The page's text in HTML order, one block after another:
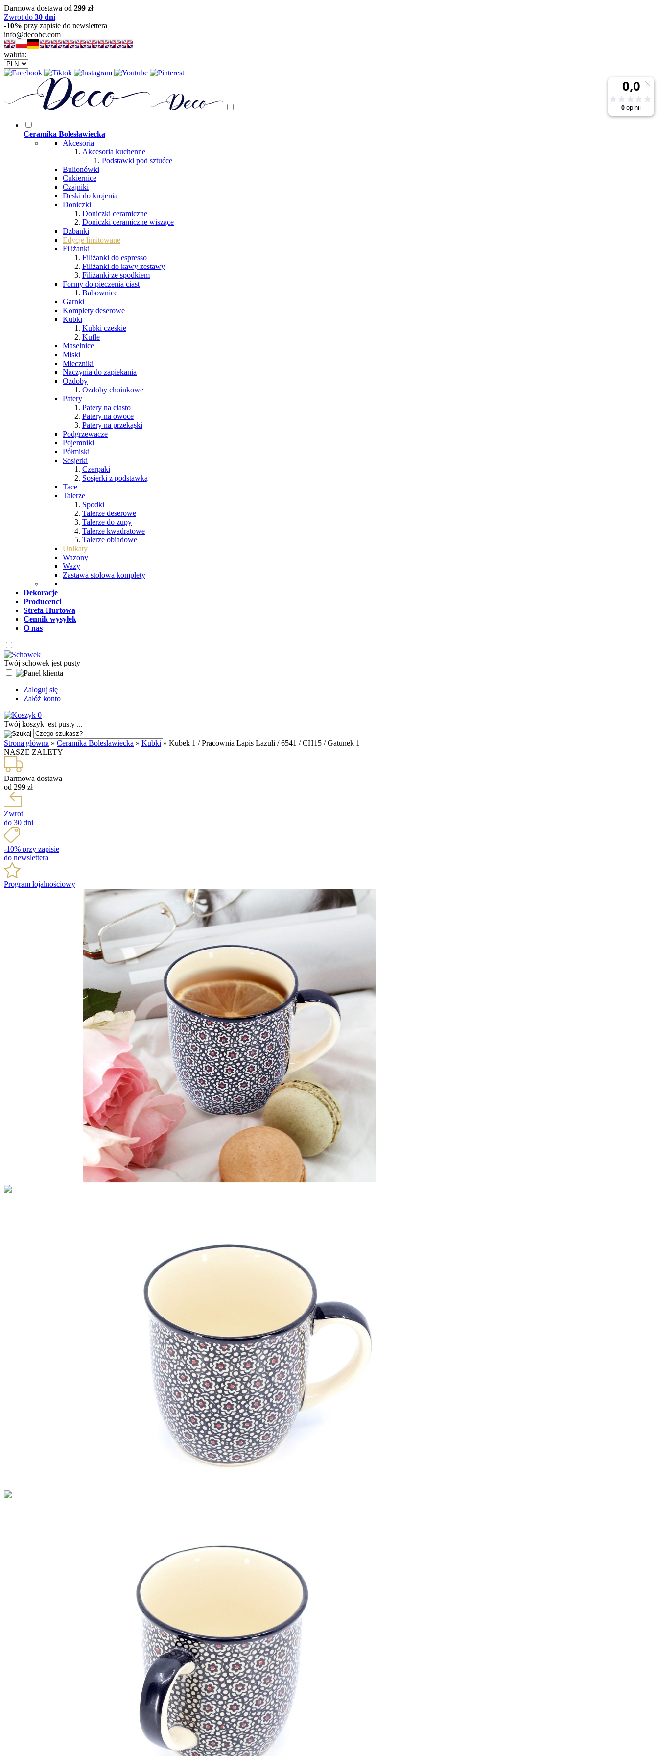
Darmowa dostawa od 299 zł
Zwrot do 30 dni
-10% przy zapisie do newslettera
info@decobc.com
waluta:
Ceramika Bolesławiecka
Akcesoria
Akcesoria kuchenne
Podstawki pod sztućce
Bulionówki
Cukiernice
Czajniki
Deski do krojenia
Doniczki
Doniczki ceramiczne
Doniczki ceramiczne wiszące
Dzbanki
Edycje limitowane
Filiżanki
Filiżanki do espresso
Filiżanki do kawy zestawy
Filiżanki ze spodkiem
Formy do pieczenia ciast
Babownice
Garnki
Komplety deserowe
Kubki
Kubki czeskie
Kufle
Maselnice
Miski
Mleczniki
Naczynia do zapiekania
Ozdoby
Ozdoby choinkowe
Patery
Patery na ciasto
Patery na owoce
Patery na przekąski
Podgrzewacze
Pojemniki
Półmiski
Sosjerki
Czerpaki
Sosjerki z podstawką
Tace
Talerze
Spodki
Talerze deserowe
Talerze do zupy
Talerze kwadratowe
Talerze obiadowe
Unikaty
Wazony
Wazy
Zastawa stołowa komplety
Dekoracje
Producenci
Strefa Hurtowa
Cennik wysyłek
O nas
Twój schowek jest pusty
Zaloguj się
Załóż konto
0
Twój koszyk jest pusty ...
Strona główna » Ceramika Bolesławiecka » Kubki » Kubek 1 / Pracownia Lapis Lazuli / 6541 / CH15 / Gatunek 1
NASZE ZALETY
Darmowa dostawa
od 299 zł
Zwrot
do 30 dni
-10% przy zapisie
do newslettera
Program lojalnościowy